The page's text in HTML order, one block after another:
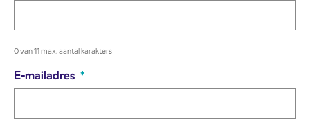
0 van 11 max. aantal karakters
E-mailadres *